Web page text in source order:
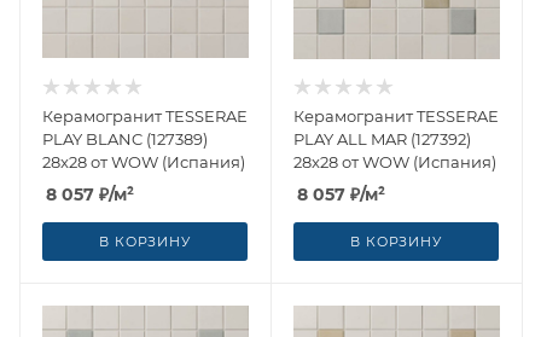
Керамогранит TESSERAE
PLAY BLANC (127389)
28x28 от WOW (Испания)
8 057 ₽/м²
В КОРЗИНУ
Керамогранит TESSERAE
PLAY ALL MAR (127392)
28x28 от WOW (Испания)
8 057 ₽/м²
В КОРЗИНУ